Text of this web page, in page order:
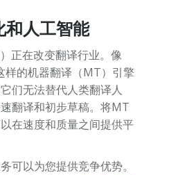
和人工智能
正在改变翻译行业。像
的机器翻译（MT）引擎
们无法替代人类翻译人
翻译和初步草稿。将MT
在速度和质量之间提供平
可以为您提供竞争优势。